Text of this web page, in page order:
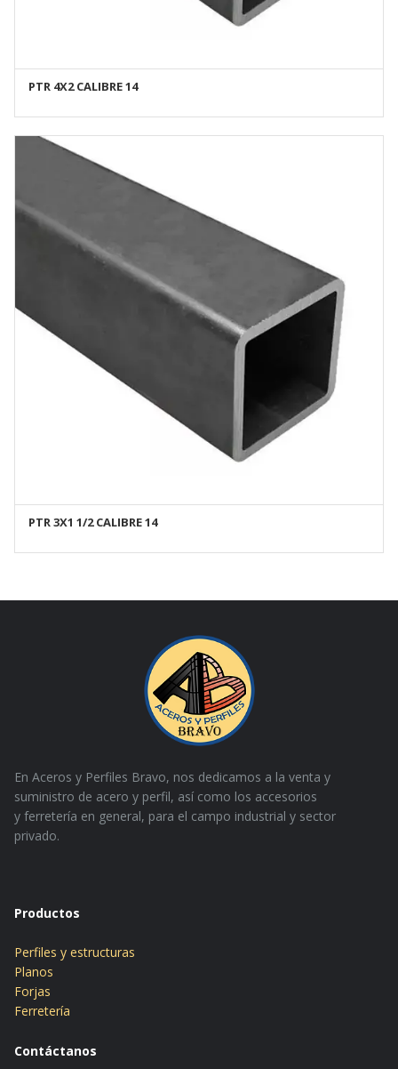
PTR 4X2 CALIBRE 14
PTR 3X1 1/2 CALIBRE 14
En Aceros y Perfiles Bravo, nos dedicamos a la venta y
suministro de acero y perfil, así como los accesorios
y ferretería en general, para el campo industrial y sector
privado.
Productos
Perfiles y estructuras
Planos
Forjas
Ferretería
Contáctanos